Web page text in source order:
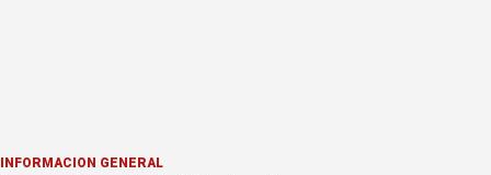
INFORMACION GENERAL